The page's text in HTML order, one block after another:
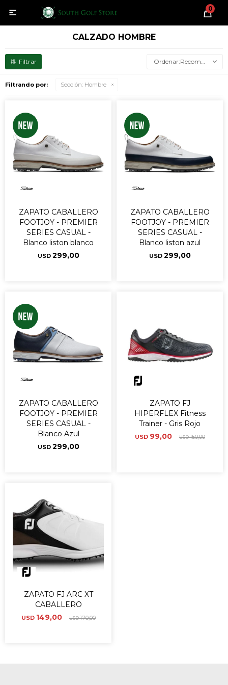
0

CALZADO HOMBRE
Recomendados
Filtrando por: Sección: Hombre
ZAPATO CABALLERO
FOOTJOY - PREMIER
SERIES CASUAL -
Blanco liston blanco
USD 299,00
ZAPATO CABALLERO
FOOTJOY - PREMIER
SERIES CASUAL -
Blanco liston azul
USD 299,00
ZAPATO CABALLERO
FOOTJOY - PREMIER
SERIES CASUAL -
Blanco Azul
USD 299,00
ZAPATO FJ
HIPERFLEX Fitness
Trainer - Gris Rojo
USD 99,00 USD150,00
ZAPATO FJ ARC XT
CABALLERO
USD 149,00 USD170,00